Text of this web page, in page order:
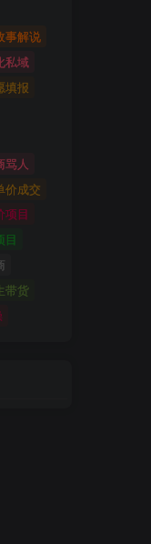
事解说
私域
填报
骂人
价成交
项目
目
带货